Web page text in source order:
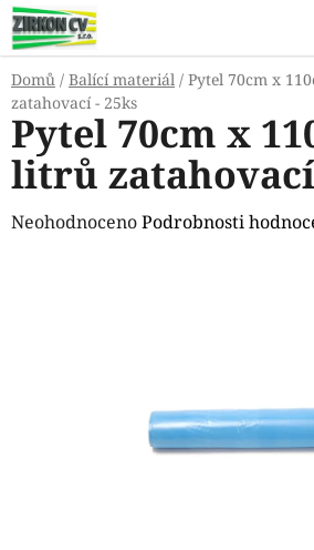
Přejít
na
obsah
Domů / Balící materiál / Pytel 70cm x
zatahovací - 25ks
Pytel 70cm x
litrů zatahovací
Průměrné
NeohodnocenoPodrobnosti